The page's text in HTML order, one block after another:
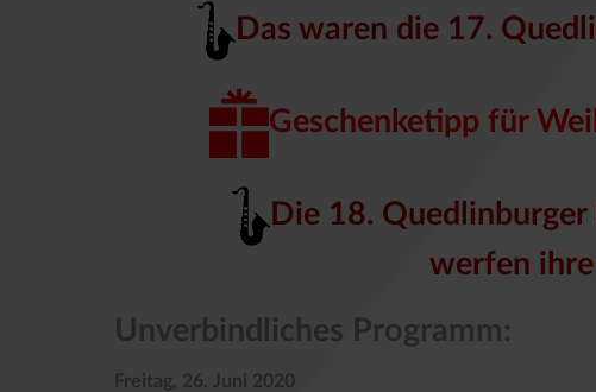
Das waren die 17.
Geschenketipp für
Die 18.
werfen
Unverbindliches Programm:
Freitag, 26. Juni 2020